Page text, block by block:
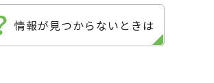
情報が見つからないときは